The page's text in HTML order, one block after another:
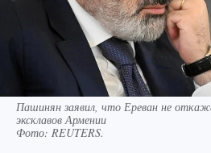
Пашинян заявил, что Ереван не
эксклавов Армении
Фото: REUTERS.